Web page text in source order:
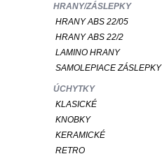
HRANY/ZÁSLEPKY
HRANY ABS 22/05
HRANY ABS 22/2
LAMINO HRANY
SAMOLEPIACE ZÁSLEPKY
ÚCHYTKY
KLASICKÉ
KNOBKY
KERAMICKÉ
RETRO